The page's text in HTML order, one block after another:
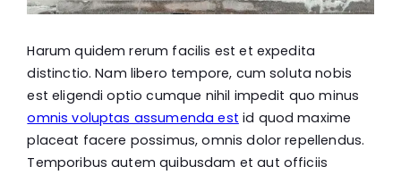
Harum quidem rerum facilis est et expedita
distinctio. Nam libero tempore, cum soluta nobis
est eligendi optio cumque nihil impedit quo minus
omnis voluptas assumenda est id quod maxime
placeat facere possimus, omnis dolor repellendus.
Temporibus autem quibusdam et aut officiis